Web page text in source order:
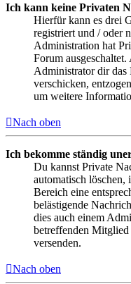
Ich kann keine Privaten
Hierfür kann es drei
registriert und / oder
Administration hat
Forum ausgeschaltet.
Administrator dir das
verschicken,
um weitere
Nach oben
Ich bekomme ständig
Du kannst Private
automatisch löschen,
Bereich eine
belästigende
dies auch einem
betreffenden
versenden.
Nach oben